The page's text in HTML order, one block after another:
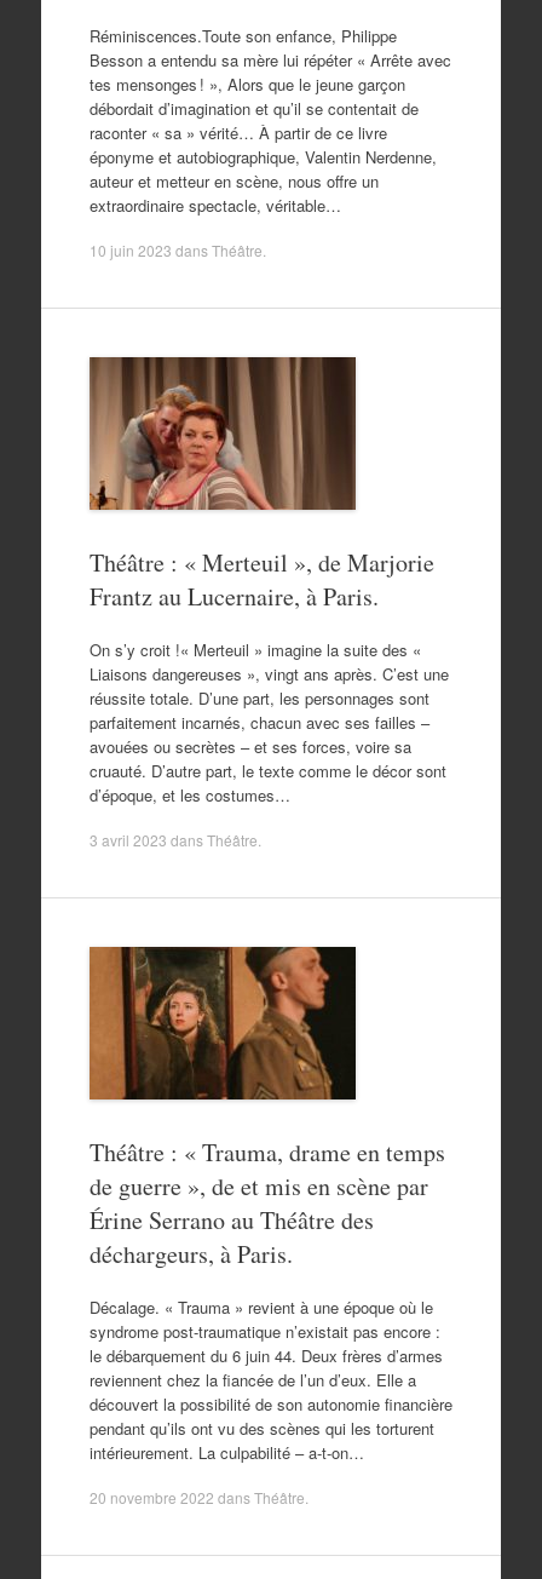
Réminiscences.Toute son enfance, Philippe
Besson a entendu sa mère lui répéter « Arrête avec
tes mensonges ! », Alors que le jeune garçon
débordait d’imagination et qu’il se contentait de
raconter « sa » vérité… À partir de ce livre
éponyme et autobiographique, Valentin Nerdenne,
auteur et metteur en scène, nous offre un
extraordinaire spectacle, véritable…
10 juin 2023 dansThéâtre
Théâtre : « Merteuil », de Marjorie
Frantz au Lucernaire, à Paris.
On s’y croit !« Merteuil » imagine la suite des «
Liaisons dangereuses », vingt ans après. C’est une
réussite totale. D’une part, les personnages sont
parfaitement incarnés, chacun avec ses failles –
avouées ou secrètes – et ses forces, voire sa
cruauté. D’autre part, le texte comme le décor sont
d’époque, et les costumes…
3 avril 2023 dansThéâtre
Théâtre : « Trauma, drame en temps
de guerre », de et mis en scène par
Érine Serrano au Théâtre des
déchargeurs, à Paris.
Décalage. « Trauma » revient à une époque où le
syndrome post-traumatique n’existait pas encore :
le débarquement du 6 juin 44. Deux frères d’armes
reviennent chez la fiancée de l’un d’eux. Elle a
découvert la possibilité de son autonomie financière
pendant qu’ils ont vu des scènes qui les torturent
intérieurement. La culpabilité – a-t-on…
20 novembre 2022 dansThéâtre